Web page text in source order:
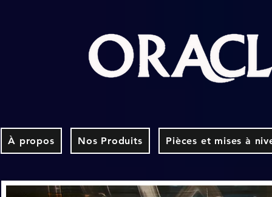
À propos Nos Produits Pièces et mises à